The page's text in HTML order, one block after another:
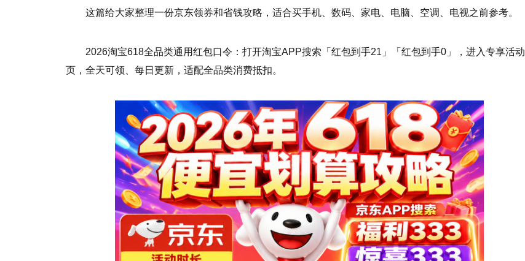
这篇给大家整理一份京东领券和省钱攻略，适合买手机、数码、家电、电脑、空调、电视之前参考。
2026淘宝618全品类通用红包口令：打开淘宝APP搜索「红包到手21」「红包到手0」，进入专享活动
页，全天可领、每日更新，适配全品类消费抵扣。